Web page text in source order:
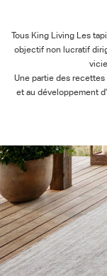
Tous King Living Les
objectif non lucratif
Une partie des
et au développement